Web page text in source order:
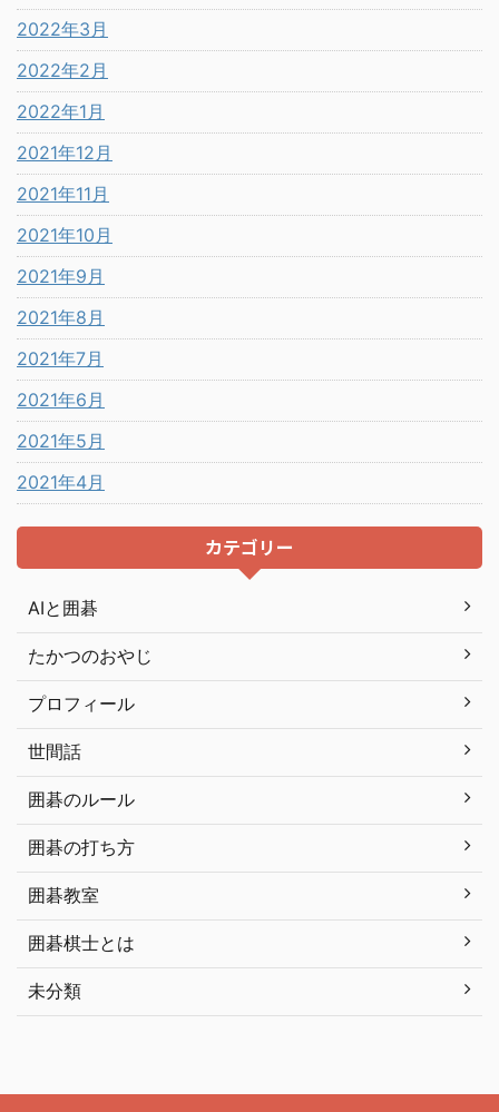
2022年3月
2022年2月
2022年1月
2021年12月
2021年11月
2021年10月
2021年9月
2021年8月
2021年7月
2021年6月
2021年5月
2021年4月
カテゴリー
AIと囲碁
たかつのおやじ
プロフィール
世間話
囲碁のルール
囲碁の打ち方
囲碁教室
囲碁棋士とは
未分類